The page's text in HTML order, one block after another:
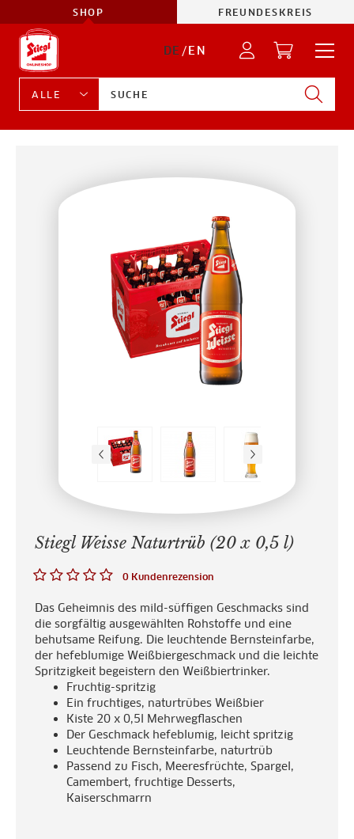
SHOP FREUNDESKREIS
DE/EN
Stiegl Weisse Naturtrüb (20 x 0,5 l)
0 Kundenrezension
Das Geheimnis des mild-süffigen Geschmacks sind
die sorgfältig ausgewählten Rohstoffe und eine
behutsame Reifung. Die leuchtende Bernsteinfarbe,
der hefeblumige Weißbiergeschmack und die leichte
Spritzigkeit begeistern den Weißbiertrinker.
Fruchtig-spritzig
Ein fruchtiges, naturtrübes Weißbier
Kiste 20 x 0,5l Mehrwegflaschen
Der Geschmack hefeblumig, leicht spritzig
Leuchtende Bernsteinfarbe, naturtrüb
Passend zu Fisch, Meeresfrüchte, Spargel,
Camembert, fruchtige Desserts,
Kaiserschmarrn